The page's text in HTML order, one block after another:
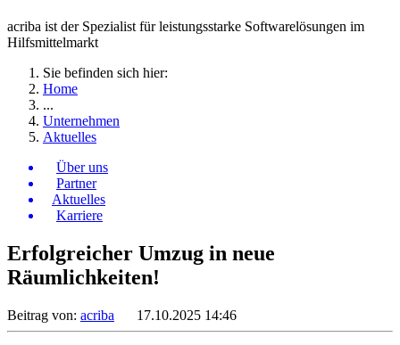
acriba ist der Spezialist für leistungsstarke Softwarelösungen im
Hilfsmittelmarkt
Sie befinden sich hier:
Home
...
Unternehmen
Aktuelles
Über uns
Partner
Aktuelles
Karriere
Erfolgreicher Umzug in neue
Räumlichkeiten!
Beitrag von: acriba 17.10.2025 14:46